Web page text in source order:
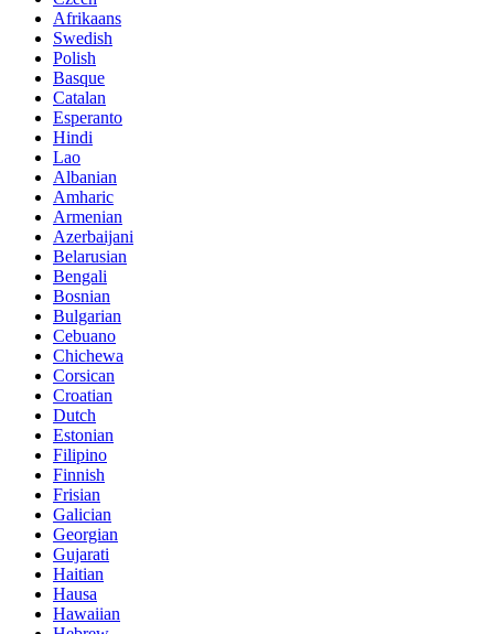
Afrikaans
Swedish
Polish
Basque
Catalan
Esperanto
Hindi
Lao
Albanian
Amharic
Armenian
Azerbaijani
Belarusian
Bengali
Bosnian
Bulgarian
Cebuano
Chichewa
Corsican
Croatian
Dutch
Estonian
Filipino
Finnish
Frisian
Galician
Georgian
Gujarati
Haitian
Hausa
Hawaiian